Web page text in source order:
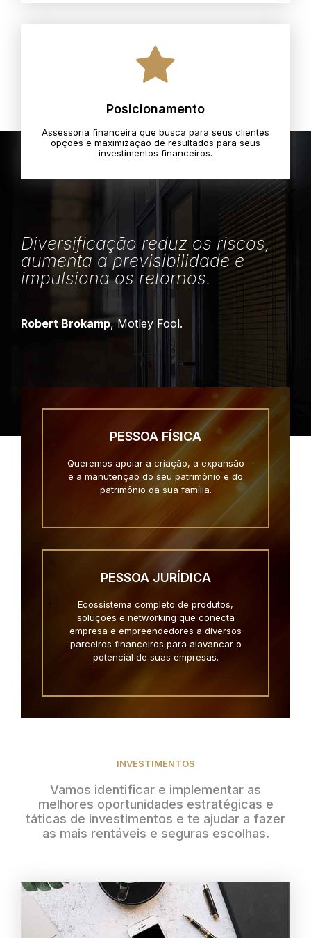
Posicionamento
Assessoria financeira que busca para seus clientes
opções e maximização de resultados para seus
investimentos financeiros.
Diversificação reduz os riscos,
aumenta a previsibilidade e
impulsiona os retornos.
Robert Brokamp, Motley Fool.
PESSOA FÍSICA
Queremos apoiar a criação, a expansão
e a manutenção do seu patrimônio e do
patrimônio da sua família.
PESSOA JURÍDICA
Ecossistema completo de produtos,
soluções e networking que conecta
empresa e empreendedores a diversos
parceiros financeiros para alavancar o
potencial de suas empresas.
INVESTIMENTOS
Vamos identificar e implementar as
melhores oportunidades estratégicas e
táticas de investimentos e te ajudar a fazer
as mais rentáveis e seguras escolhas.